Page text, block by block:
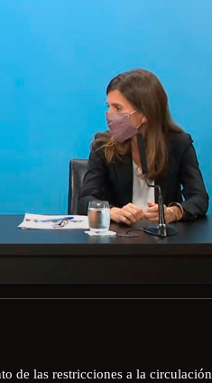
de las restricciones a la circulación